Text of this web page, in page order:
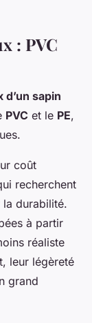
: PVC
d’un sapin
PVC et le PE,
coût
recherchent
la durabilité.
à partir
réaliste
leur légèreté
grand